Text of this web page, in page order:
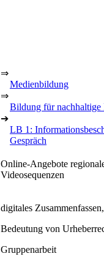
⇒
Medienbildung
⇒
Bildung für
➔
LB 1:
Gespräch
Online-Angebote
Videosequenzen
digitales
Bedeutung von
Gruppenarbeit